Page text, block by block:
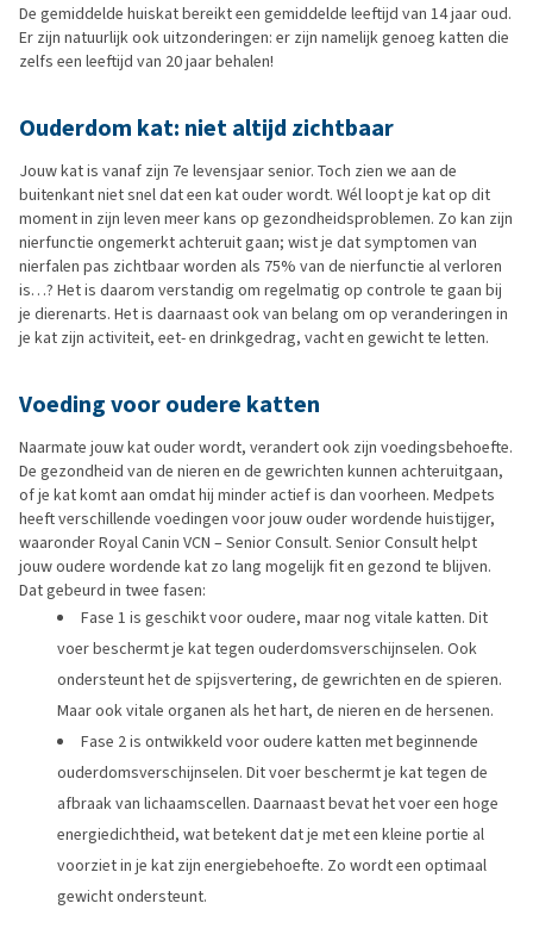
De gemiddelde huiskat bereikt een gemiddelde leeftijd van 14 jaar oud.
Er zijn natuurlijk ook uitzonderingen: er zijn namelijk genoeg katten die
zelfs een leeftijd van 20 jaar behalen!
Ouderdom kat: niet altijd zichtbaar
Jouw kat is vanaf zijn 7e levensjaar senior. Toch zien we aan de
buitenkant niet snel dat een kat ouder wordt. Wél loopt je kat op dit
moment in zijn leven meer kans op gezondheidsproblemen. Zo kan zijn
nierfunctie ongemerkt achteruit gaan; wist je dat symptomen van
nierfalen pas zichtbaar worden als 75% van de nierfunctie al verloren
is…? Het is daarom verstandig om regelmatig op controle te gaan bij
je dierenarts. Het is daarnaast ook van belang om op veranderingen in
je kat zijn activiteit, eet- en drinkgedrag, vacht en gewicht te letten.
Voeding voor oudere katten
Naarmate jouw kat ouder wordt, verandert ook zijn voedingsbehoefte.
De gezondheid van de nieren en de gewrichten kunnen achteruitgaan,
of je kat komt aan omdat hij minder actief is dan voorheen. Medpets
heeft verschillende voedingen voor jouw ouder wordende huistijger,
waaronder Royal Canin VCN – Senior Consult. Senior Consult helpt
jouw oudere wordende kat zo lang mogelijk fit en gezond te blijven.
Dat gebeurd in twee fasen:
Fase 1 is geschikt voor oudere, maar nog vitale katten. Dit
voer beschermt je kat tegen ouderdomsverschijnselen. Ook
ondersteunt het de spijsvertering, de gewrichten en de spieren.
Maar ook vitale organen als het hart, de nieren en de hersenen.
Fase 2 is ontwikkeld voor oudere katten met beginnende
ouderdomsverschijnselen. Dit voer beschermt je kat tegen de
afbraak van lichaamscellen. Daarnaast bevat het voer een hoge
energiedichtheid, wat betekent dat je met een kleine portie al
voorziet in je kat zijn energiebehoefte. Zo wordt een optimaal
gewicht ondersteunt.